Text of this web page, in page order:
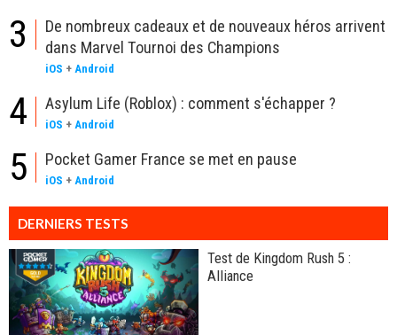
3
De nombreux cadeaux et de nouveaux héros arrivent
dans Marvel Tournoi des Champions
iOS + Android
4 Asylum Life (Roblox) : comment s'échapper ?
iOS + Android
5 Pocket Gamer France se met en pause
iOS + Android
DERNIERS TESTS
Test de Kingdom Rush 5 :
Alliance